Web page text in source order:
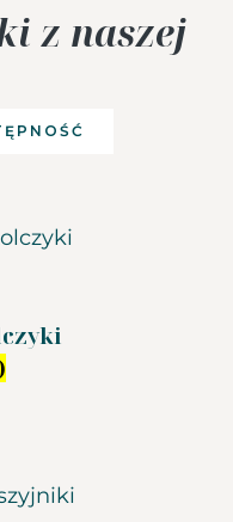
z naszej